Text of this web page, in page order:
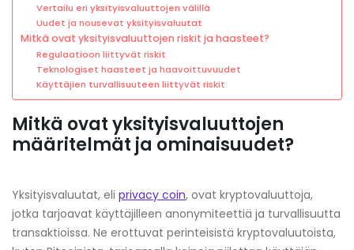
Vertailu eri yksityisvaluuttojen välillä
Uudet ja nousevat yksityisvaluutat
Mitkä ovat yksityisvaluuttojen riskit ja haasteet?
Regulaatioon liittyvät riskit
Teknologiset haasteet ja haavoittuvuudet
Käyttäjien turvallisuuteen liittyvät riskit
Mitkä ovat yksityisvaluuttojen
määritelmät ja ominaisuudet?
Yksityisvaluutat, eli privacy coin, ovat kryptovaluuttoja,
jotka tarjoavat käyttäjilleen anonymiteettiä ja turvallisuutta
transaktioissa. Ne erottuvat perinteisistä kryptovaluutoista,